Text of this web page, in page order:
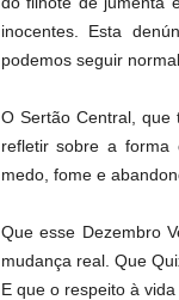
inocentes. Esta
podemos seguir
O Sertão Central, que
refletir sobre a forma
medo, fome e
Que esse Dezembro
mudança real. Que
E que o respeito à